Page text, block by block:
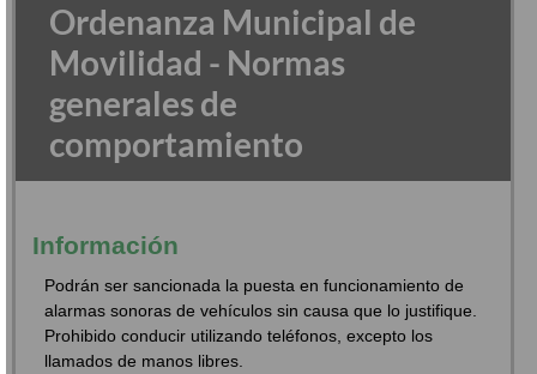
Ordenanza Municipal de
Movilidad - Normas
generales de
comportamiento
Información
Podrán ser sancionada la puesta en funcionamiento de
alarmas sonoras de vehículos sin causa que lo justifique.
Prohibido conducir utilizando teléfonos, excepto los
llamados de manos libres.